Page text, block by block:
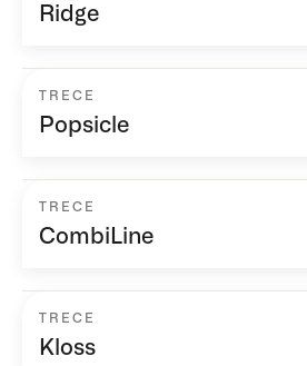
Ridge
TRECE
Popsicle
TRECE
CombiLine
TRECE
Kloss